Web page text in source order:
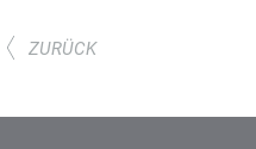
ZURÜCK